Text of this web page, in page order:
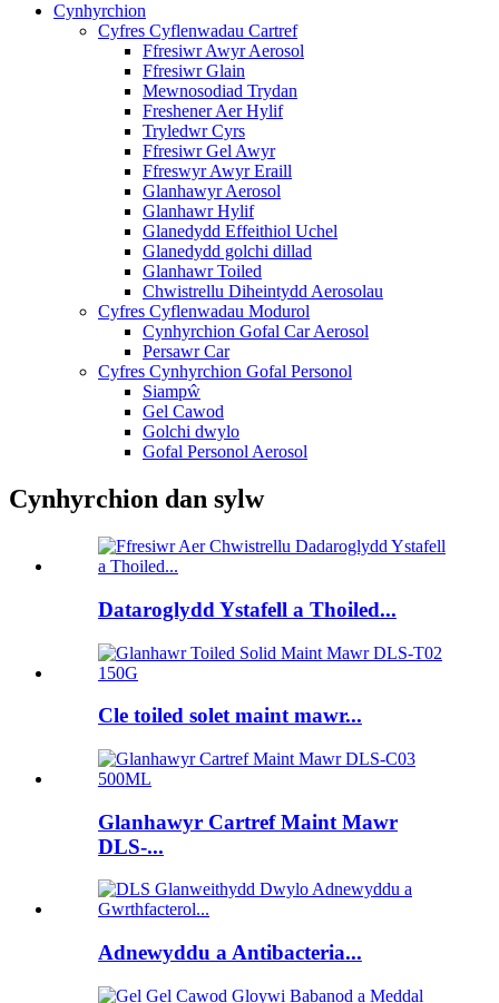
Cynhyrchion
Cyfres Cyflenwadau Cartref
Ffresiwr Awyr Aerosol
Ffresiwr Glain
Mewnosodiad Trydan
Freshener Aer Hylif
Tryledwr Cyrs
Ffresiwr Gel Awyr
Ffreswyr Awyr Eraill
Glanhawyr Aerosol
Glanhawr Hylif
Glanedydd Effeithiol Uchel
Glanedydd golchi dillad
Glanhawr Toiled
Chwistrellu Diheintydd Aerosolau
Cyfres Cyflenwadau Modurol
Cynhyrchion Gofal Car Aerosol
Persawr Car
Cyfres Cynhyrchion Gofal Personol
Siampŵ
Gel Cawod
Golchi dwylo
Gofal Personol Aerosol
Cynhyrchion dan sylw
Dataroglydd Ystafell a Thoiled...
Cle toiled solet maint mawr...
Glanhawyr Cartref Maint Mawr
DLS-...
Adnewyddu a Antibacteria...